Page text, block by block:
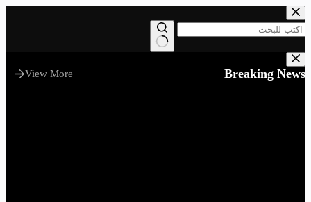
التجاوز
إلى
المحتوى
توجد
Breaking News
View More